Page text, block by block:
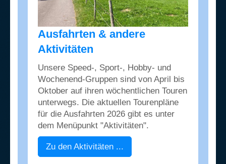
Ausfahrten & andere
Aktivitäten
Unsere Speed-, Sport-, Hobby- und
Wochenend-Gruppen sind von April bis
Oktober auf ihren wöchentlichen Touren
unterwegs. Die aktuellen Tourenpläne
für die Ausfahrten 2026 gibt es unter
dem Menüpunkt "Aktivitäten".
Zu den Aktivitäten ...